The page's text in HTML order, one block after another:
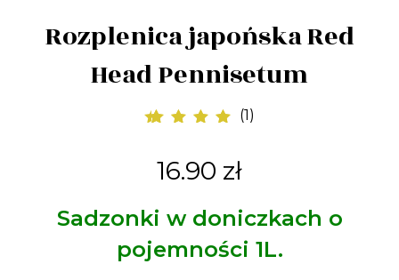
Rozplenica japońska Red
Head Pennisetum
podstawie
oceny klienta
(1 )
16.90 zł
Sadzonki w doniczkach o
pojemności 1L.